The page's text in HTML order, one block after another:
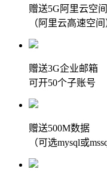
赠送5G阿里云空间
（阿里云高速空间
赠送3G企业邮箱
可开50个子账号
赠送500M数据
（可选mysql或